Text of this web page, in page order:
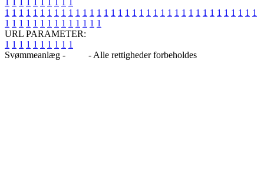
1 1 1 1 1 1 1 1 1 1 1 1 1 1 1 1 1 1 1 1 1 1 1 1 1 1 1 1 1 1 1 1 1 1 1 1
1 1 1 1 1 1 1 1 1 1 1 1 1 1
URL PARAMETER:
1 1 1 1 1 1 1 1 1 1
Svømmeanlæg -
- Alle rettigheder forbeholdes